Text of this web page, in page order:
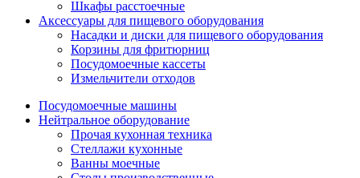
Шкафы расстоечные
Аксессуары для пищевого оборудования
Насадки и диски для пищевого оборудования
Корзины для фритюрниц
Посудомоечные кассеты
Измельчители отходов
Посудомоечные машины
Нейтральное оборудование
Прочая кухонная техника
Стеллажи кухонные
Ванны моечные